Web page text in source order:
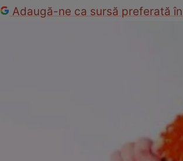
Adaugă-ne ca sursă preferată